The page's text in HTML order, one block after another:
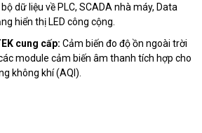
dữ liệu về PLC, SCADA nhà máy, Data
hiển thị LED công cộng.
cung cấp: Cảm biến đo độ ồn ngoài trời
module cảm biến âm thanh tích hợp cho
không khí (AQI).